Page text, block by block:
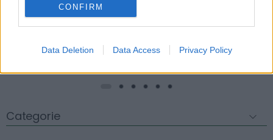
CONFIRM
Data Deletion Data Access Privacy Policy
etichetta satinata e tappo a vite, in scatola...
( 0 recensioni )
Categorie